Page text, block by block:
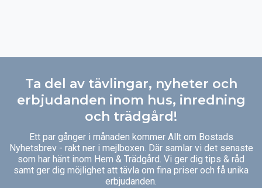
Ta del av tävlingar, nyheter och
erbjudanden inom hus, inredning
och trädgård!
Ett par gånger i månaden kommer Allt om Bostads
Nyhetsbrev - rakt ner i mejlboxen. Där samlar vi det senaste
som har hänt inom Hem & Trädgård. Vi ger dig tips & råd
samt ger dig möjlighet att tävla om fina priser och få unika
erbjudanden.